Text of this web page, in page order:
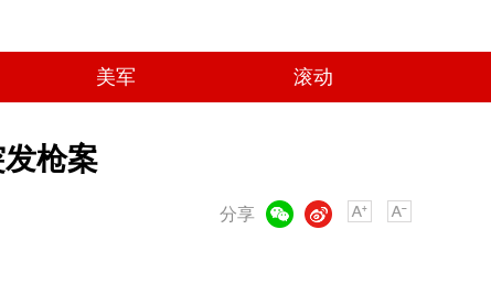
美军 滚动
枪案
分享
微博